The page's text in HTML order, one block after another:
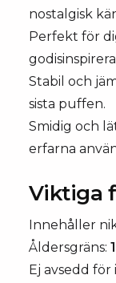
nostalgisk
Perfekt för
Stabil och
sista puffen.
Smidig och
erfarna
Viktiga
Innehåller
Åldersgräns:
Ej avsedd